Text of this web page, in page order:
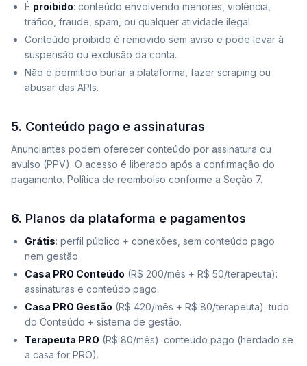
É proibido: conteúdo envolvendo menores, violência,
tráfico, fraude, spam, ou qualquer atividade ilegal.
Conteúdo proibido é removido sem aviso e pode levar à
suspensão ou exclusão da conta.
Não é permitido burlar a plataforma, fazer scraping ou
abusar das APIs.
5. Conteúdo pago e assinaturas
Anunciantes podem oferecer conteúdo por assinatura ou
avulso (PPV). O acesso é liberado após a confirmação do
pagamento. Política de reembolso conforme a Seção 7.
6. Planos da plataforma e pagamentos
Grátis: perfil público + conexões, sem conteúdo pago
nem gestão.
Casa PRO Conteúdo (R$ 200/mês + R$ 50/terapeuta):
assinaturas e conteúdo pago.
Casa PRO Gestão (R$ 420/mês + R$ 80/terapeuta): tudo
do Conteúdo + sistema de gestão.
Terapeuta PRO (R$ 80/mês): conteúdo pago (herdado se
a casa for PRO).